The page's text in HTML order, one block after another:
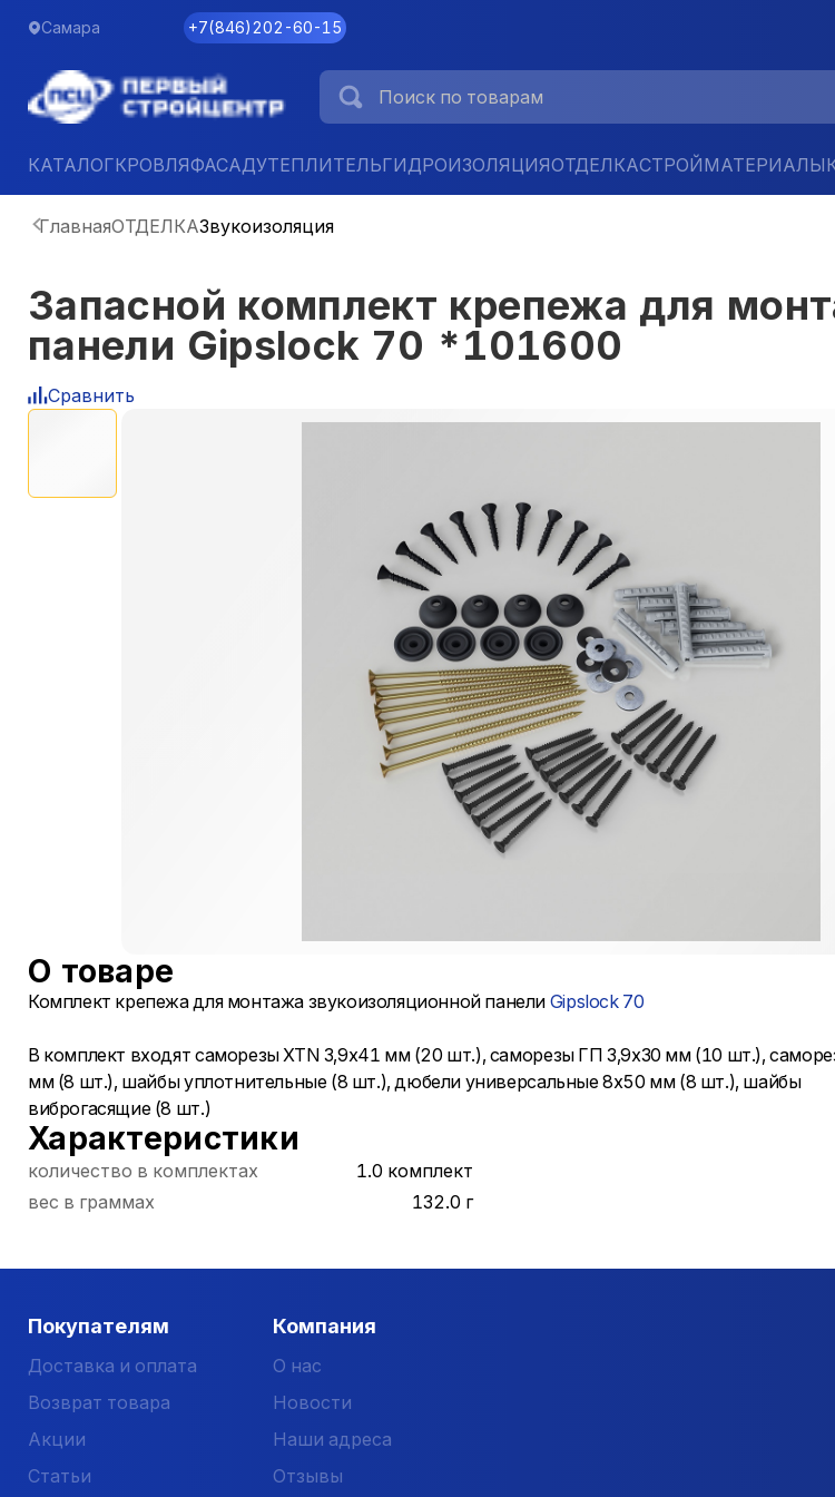
Самара +7(846)202-60-15
КАТАЛОГКРОВЛЯФАСАДУТЕПЛИТЕЛЬГИДРОИЗОЛЯЦИЯОТДЕЛКАСТРОЙМАТЕРИАЛЫ
ГлавнаяОТДЕЛКАЗвукоизоляция
Запасной комплект крепежа для
панели Gipslock 70 *101600
Сравнить
О товаре
Комплект крепежа для монтажа звукоизоляционной панели Gipslock 70
В комплект входят саморезы XTN 3,9х41 мм (20 шт.), саморезы ГП 3,9х30 мм (10 шт.),
мм (8 шт.), шайбы уплотнительные (8 шт.), дюбели универсальные 8x50 мм (8 шт.), шайбы
виброгасящие (8 шт.)
Характеристики
количество в комплектах
1.0 комплект
вес в граммах
132.0 г
Покупателям
Доставка и оплата
Возврат товара
Акции
Статьи
Компания
О нас
Новости
Наши адреса
Отзывы